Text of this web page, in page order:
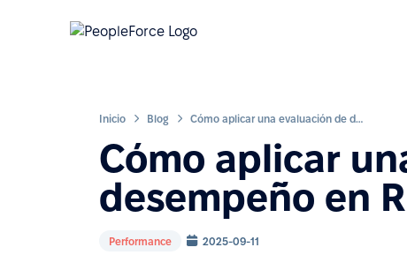
Inicio Blog Cómo aplicar una evaluación de desempeño en RRHH paso a paso
Cómo aplicar
desempeño en
Performance 2025-09-11